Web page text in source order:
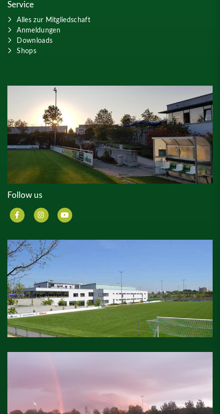
Service
Alles zur Mitgliedschaft
Anmeldungen
Downloads
Shops
Follow us